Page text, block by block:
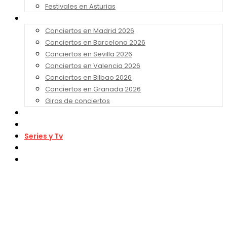
Festivales en Asturias
Conciertos en Madrid 2026
Conciertos en Barcelona 2026
Conciertos en Sevilla 2026
Conciertos en Valencia 2026
Conciertos en Bilbao 2026
Conciertos en Granada 2026
Giras de conciertos
Series y Tv